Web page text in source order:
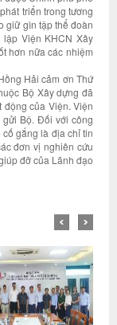
triển trong tương
giữ gìn tập thể đoàn
Viện KHCN Xây
hơn nữa các nhiệm
Hải cảm ơn Thứ
Bộ Xây dựng đã
động của Viện. Viện
Bộ. Đối với công
gắng là địa chỉ tin
đơn vị nghiên cứu
đỡ của Lãnh đạo